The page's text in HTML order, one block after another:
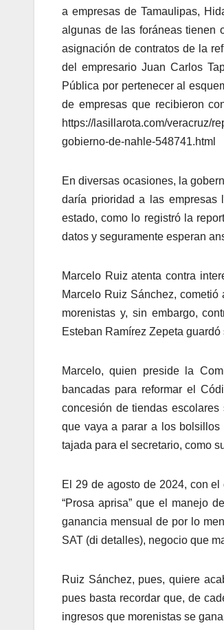
a empresas de Tamaulipas,
algunas de las foráneas tienen
asignación de contratos de la
del empresario Juan Carlos
Pública por pertenecer al
de empresas que recibieron
https://lasillarota.com/
gobierno-de-nahle-548741.html
En diversas ocasiones, la
daría prioridad a las
estado, como lo registró la
datos y seguramente esperan
Marcelo Ruiz atenta contra
Marcelo Ruiz Sánchez,
morenistas y, sin embargo,
Esteban Ramírez Zepeta guardó
Marcelo, quien preside la
bancadas para reformar el
concesión de tiendas
que vaya a parar a los
tajada para el secretario, como
El 29 de agosto de 2024, con
“Prosa aprisa” que el manejo
ganancia mensual de por lo
SAT (di detalles), negocio que
Ruiz Sánchez, pues, quiere
pues basta recordar que, de
ingresos que morenistas se